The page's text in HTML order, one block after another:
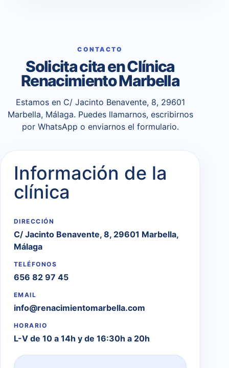
CONTACTO
Solicita cita en Clínica
Renacimiento Marbella
Estamos en C/ Jacinto Benavente, 8, 29601
Marbella, Málaga. Puedes llamarnos, escribirnos
por WhatsApp o enviarnos el formulario.
Información de la
clínica
DIRECCIÓN
C/ Jacinto Benavente, 8, 29601 Marbella,
Málaga
TELÉFONOS
656 82 97 45
EMAIL
info@renacimientomarbella.com
HORARIO
L-V de 10 a 14h y de 16:30h a 20h